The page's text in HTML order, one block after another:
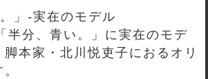
」-実在のモデル
半分、青い。」に実在のモデ
本家・北川悦吏子におるオリ